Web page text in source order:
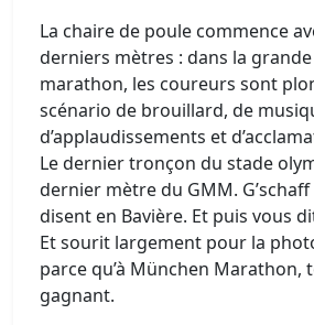
La chaire de poule commence
derniers mètres : dans la
marathon, les coureurs sont
scénario de brouillard, de
d’applaudissements et
Le dernier tronçon du stade
dernier mètre du GMM. G’schaff !
disent en Bavière. Et puis vous
Et sourit largement pour la
parce qu’à München Marathon,
gagnant.